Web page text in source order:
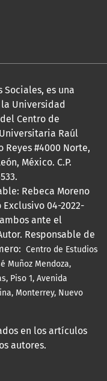
es una
Universidad
Centro de
Raúl
Reyes #4000 Norte,
México. C.P.
Rebeca Moreno
Exclusivo 04-2022-
ambos ante el
Responsable de
Centro de Estudios
Muñoz Mendoza,
Piso 1, Avenida
Monterrey, Nuevo
en los artículos
autores.